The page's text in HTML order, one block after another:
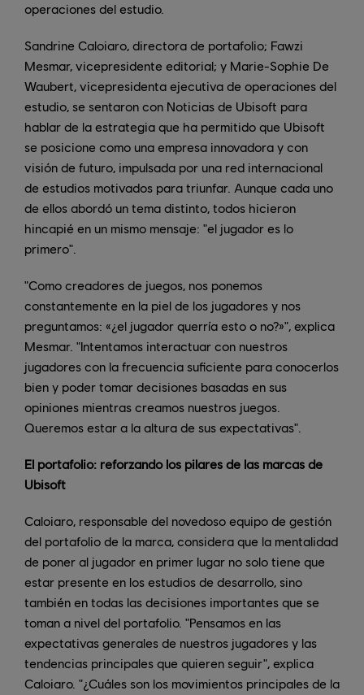
operaciones del estudio.
Sandrine Caloiaro, directora de portafolio; Fawzi
Mesmar, vicepresidente editorial; y Marie-Sophie De
Waubert, vicepresidenta ejecutiva de operaciones del
estudio, se sentaron con Noticias de Ubisoft para
hablar de la estrategia que ha permitido que Ubisoft
se posicione como una empresa innovadora y con
visión de futuro, impulsada por una red internacional
de estudios motivados para triunfar. Aunque cada uno
de ellos abordó un tema distinto, todos hicieron
hincapié en un mismo mensaje: "el jugador es lo
primero".
"Como creadores de juegos, nos ponemos
constantemente en la piel de los jugadores y nos
preguntamos: «¿el jugador querría esto o no?»", explica
Mesmar. "Intentamos interactuar con nuestros
jugadores con la frecuencia suficiente para conocerlos
bien y poder tomar decisiones basadas en sus
opiniones mientras creamos nuestros juegos.
Queremos estar a la altura de sus expectativas".
El portafolio: reforzando los pilares de las marcas de
Ubisoft
Caloiaro, responsable del novedoso equipo de gestión
del portafolio de la marca, considera que la mentalidad
de poner al jugador en primer lugar no solo tiene que
estar presente en los estudios de desarrollo, sino
también en todas las decisiones importantes que se
toman a nivel del portafolio. "Pensamos en las
expectativas generales de nuestros jugadores y las
tendencias principales que quieren seguir", explica
Caloiaro. "¿Cuáles son los movimientos principales de la